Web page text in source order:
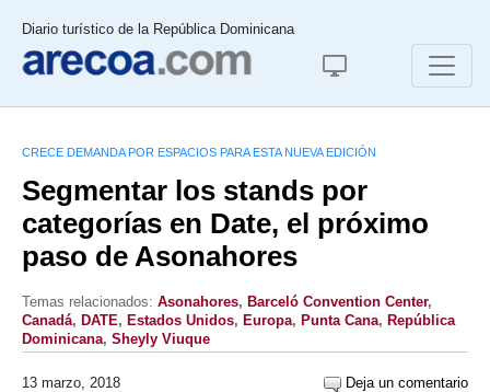
Diario turístico de la República Dominicana
CRECE DEMANDA POR ESPACIOS PARA ESTA NUEVA EDICIÓN
Segmentar los stands por
categorías en Date, el próximo
paso de Asonahores
Temas relacionados: Asonahores, Barceló Convention Center,
Canadá, DATE, Estados Unidos, Europa, Punta Cana, República
Dominicana, Sheyly Viuque
13 marzo, 2018 Deja un comentario